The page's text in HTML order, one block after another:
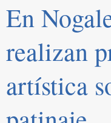
En
realizan
artística